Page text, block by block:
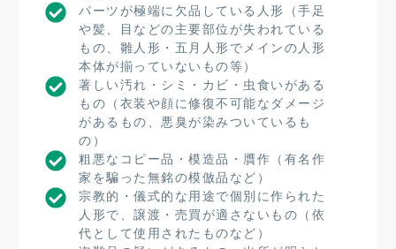
パーツが極端に欠品している人形（手足
や髪、目などの主要部位が失われている
もの、雛人形・五月人形でメインの人形
本体が揃っていないもの等）
著しい汚れ・シミ・カビ・虫食いがある
もの（衣装や顔に修復不可能なダメージ
があるもの、悪臭が染みついているも
の）
粗悪なコピー品・模造品・贋作（有名作
家を騙った無銘の模倣品など）
宗教的・儀式的な用途で個別に作られた
人形で、譲渡・売買が適さないもの（依
代として使用されたものなど）